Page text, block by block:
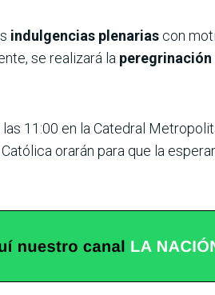
indulgencias plenarias con
se realizará la
11:00 en la Catedral
orarán para que la